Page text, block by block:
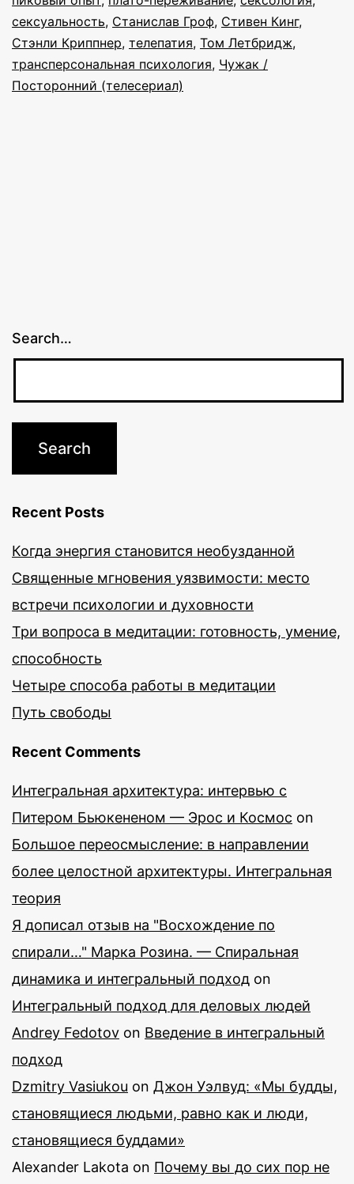
сексуальность, Станислав Гроф, Стивен Кинг,
Стэнли Криппнер, телепатия, Том Летбридж,
трансперсональная психология, Чужак /
Посторонний (телесериал)
Search…
Recent Posts
Когда энергия становится необузданной
Священные мгновения уязвимости: место
встречи психологии и духовности
Три вопроса в медитации: готовность, умение,
способность
Четыре способа работы в медитации
Путь свободы
Recent Comments
Интегральная архитектура: интервью с
Питером Бьюкененом — Эрос и Космос on
Большое переосмысление: в направлении
более целостной архитектуры. Интегральная
теория
Я дописал отзыв на "Восхождение по
спирали…" Марка Розина. — Спиральная
динамика и интегральный подход on
Интегральный подход для деловых людей
Andrey Fedotov on Введение в интегральный
подход
Dzmitry Vasiukou on Джон Уэлвуд: «Мы будды,
становящиеся людьми, равно как и люди,
становящиеся буддами»
Alexander Lakota on Почему вы до сих пор не